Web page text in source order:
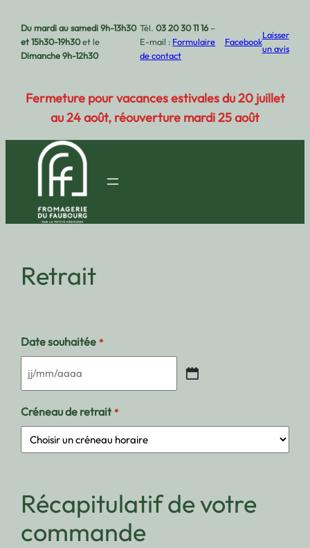
contenu
Du mardi au samedi 9h-13h30
et 15h30-19h30et le
Dimanche 9h-12h30
Tél.03 20 30 11 16–
E-mail : Formulaire
de contact
Facebook
Laisser
un avis
Fermeture pour vacances estivales du 20 juillet
au 24 août, réouverture mardi 25 août
Retrait
Date souhaitée *
JJ
MM
slash
Créneau de retrait *
Récapitulatif de votre
commande